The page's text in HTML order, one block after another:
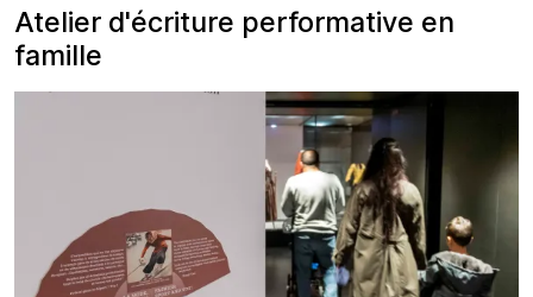
Atelier d'écriture performative en
famille